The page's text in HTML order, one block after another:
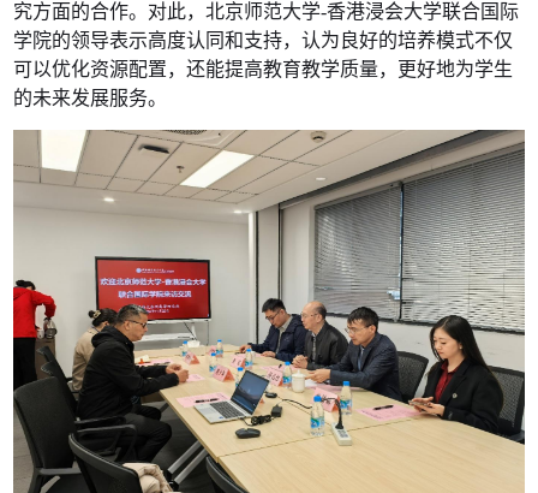
究方面的合作。对此，北京师范大学-香港浸会大学联合国际
学院的领导表示高度认同和支持，认为良好的培养模式不仅
可以优化资源配置，还能提高教育教学质量，更好地为学生
的未来发展服务。